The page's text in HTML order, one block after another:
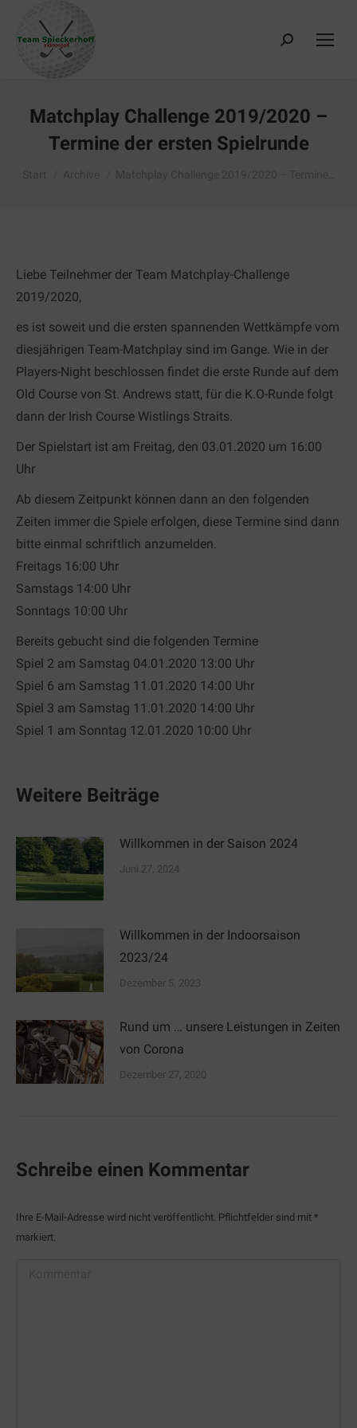
Search:
Matchplay Challenge 2019/2020 –
Termine der ersten Spielrunde
Liebe Teilnehmer der Team Matchplay-Challenge
2019/2020,
es ist soweit und die ersten spannenden Wettkämpfe vom
diesjährigen Team-Matchplay sind im Gange. Wie in der
Players-Night beschlossen findet die erste Runde auf dem
Old Course von St. Andrews statt, für die K.O-Runde folgt
dann der Irish Course Wistlings Straits.
Der Spielstart ist am Freitag, den 03.01.2020 um 16:00
Uhr
Ab diesem Zeitpunkt können dann an den folgenden
Zeiten immer die Spiele erfolgen, diese Termine sind dann
bitte einmal schriftlich anzumelden.
Freitags 16:00 Uhr
Samstags 14:00 Uhr
Sonntags 10:00 Uhr
Bereits gebucht sind die folgenden Termine
Spiel 2 am Samstag 04.01.2020 13:00 Uhr
Spiel 6 am Samstag 11.01.2020 14:00 Uhr
Spiel 3 am Samstag 11.01.2020 14:00 Uhr
Spiel 1 am Sonntag 12.01.2020 10:00 Uhr
Weitere Beiträge
Willkommen in der Saison 2024
Juni 27, 2024
Willkommen in der Indoorsaison
2023/24
Dezember 5, 2023
Rund um … unsere Leistungen in Zeiten
von Corona
Dezember 27, 2020
Schreibe einen Kommentar
Ihre E-Mail-Adresse wird nicht veröffentlicht. Pflichtfelder sind mit *
markiert.